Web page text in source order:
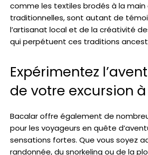
comme les textiles brodés à la main
traditionnelles, sont autant de
l’artisanat local et de la créativité
qui perpétuent ces traditions
Expérimentez
de votre excursion
Bacalar offre également de
pour les voyageurs en quête
sensations fortes. Que vous soyez
randonnée, du snorkeling ou de la